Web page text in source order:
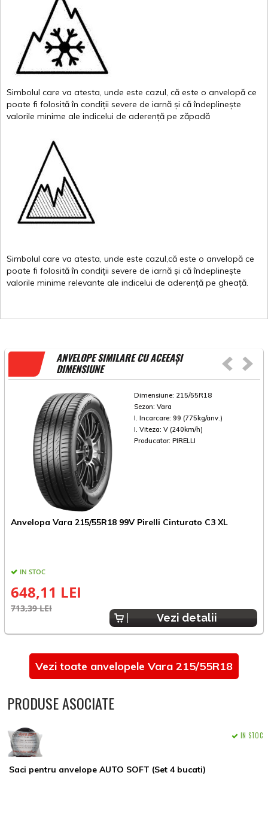
Simbolul care va atesta, unde este cazul, că este o anvelopă ce
poate fi folosită în condiții severe de iarnă și că îndeplinește
valorile minime ale indicelui de aderență pe zăpadă
Simbolul care va atesta, unde este cazul,că este o anvelopă ce
poate fi folosită în condiții severe de iarnă și că îndeplinește
valorile minime relevante ale indicelui de aderență pe gheață.
ANVELOPE SIMILARE CU ACEEAȘI
DIMENSIUNE
Dimensiune: 215/55R18
Sezon: Vara
I. Incarcare: 99 (775kg/anv.)
I. Viteza: V (240km/h)
Producator: PIRELLI
Anvelopa Vara 215/55R18 99V Pirelli Cinturato C3 XL
IN STOC
648,11 LEI
713,39 LEI
Vezi detalii
Vezi toate anvelopele Vara 215/55R18
PRODUSE ASOCIATE
Saci pentru anvelope AUTO SOFT (Set 4 bucati)
IN STOC